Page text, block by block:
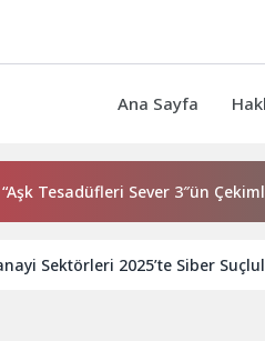
Ana Sayfa
Sever 3″ün Çekimleri
Sektörleri 2025’te Siber